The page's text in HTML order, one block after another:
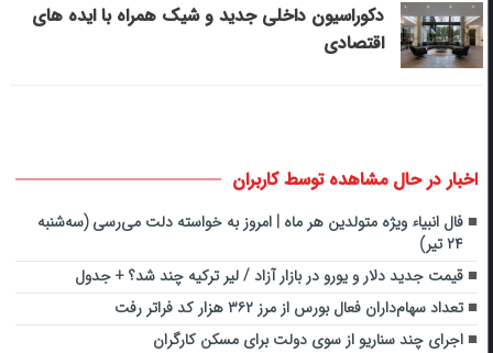
دکوراسیون داخلی جدید و شیک همراه با ایده های
اقتصادی
اخبار در حال مشاهده توسط کاربران
فال انبیاء ویژه متولدین هر ماه‌ | امروز به خواسته دلت می‌رسی (سه‌شنبه
۲۴ تیر)
قیمت جدید دلار و یورو در بازار آزاد / لیر ترکیه چند شد؟ + جدول
تعداد سهام‌داران فعال بورس از مرز ۳۶۲ هزار کد فراتر رفت
اجرای چند سناریو از سوی دولت برای مسکن کارگران